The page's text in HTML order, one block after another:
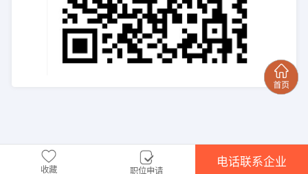
收藏 职位申请
电话联系企业